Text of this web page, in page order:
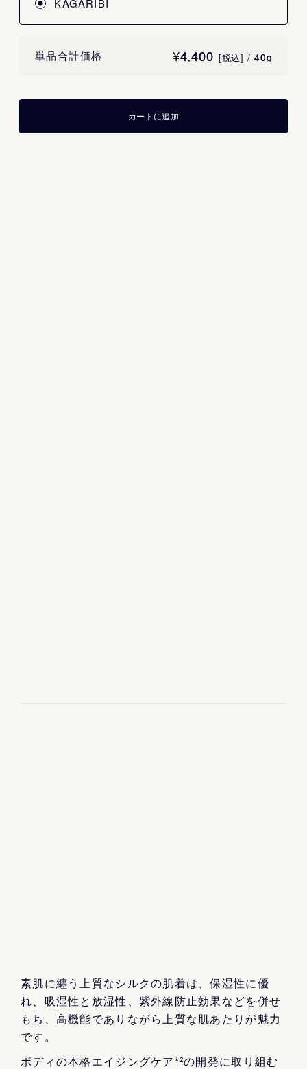
KAGARIBI
単品合計価格 ¥4,400
4,400 [税込] / 40g
40g
カートに追加
素肌に纏う上質なシルクの肌着は、保湿性に優
れ、吸湿性と放湿性、紫外線防止効果などを併せ
もち、高機能でありながら上質な肌あたりが魅力
です。
ボディの本格エイジングケア*²の開発に取り組む